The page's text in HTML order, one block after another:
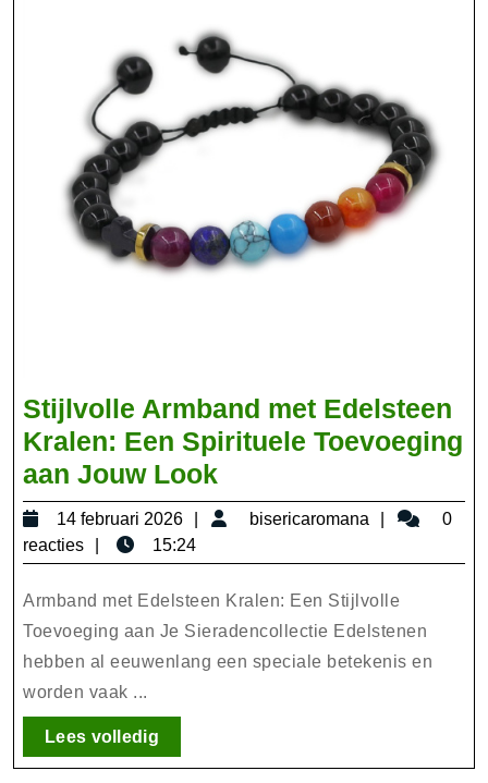
Stijlvolle Armband met Edelsteen
Kralen: Een Spirituele Toevoeging
aan Jouw LookStijlvolle
Armband
Edelsteen
Kralen:
Een
Spirituele
Jouw
14 februari 2026
14
2026
bisericaromana
0
reacties
15:24
Armband met Edelsteen Kralen: Een Stijlvolle
Toevoeging aan Je Sieradencollectie Edelstenen
hebben al eeuwenlang een speciale betekenis en
worden vaak ...
Lees volledigLees
volledig